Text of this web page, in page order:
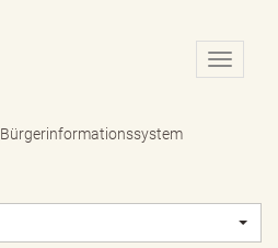
N
a
o
Bürgerinformationssystem